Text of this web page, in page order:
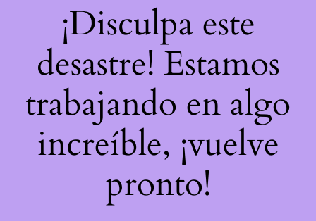
¡Disculpa este
desastre! Estamos
trabajando en algo
increíble, ¡vuelve
pronto!